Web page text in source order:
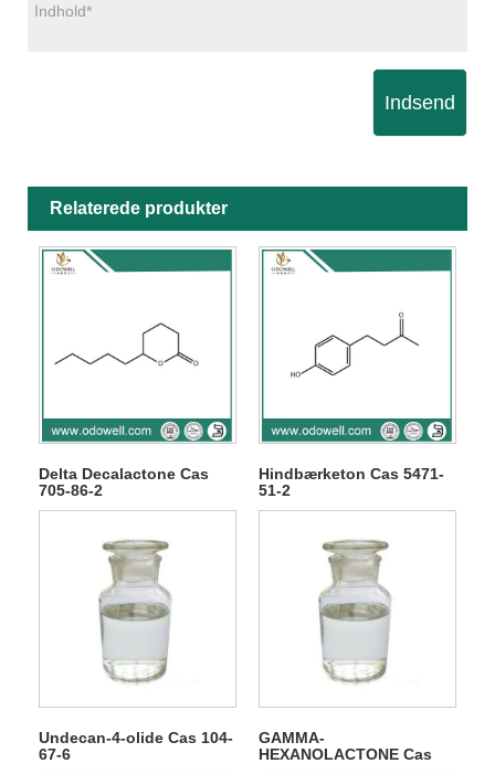
Indsend
Relaterede produkter
Delta Decalactone Cas
705-86-2
Hindbærketon Cas 5471-
51-2
Undecan-4-olide Cas 104-
67-6
GAMMA-
HEXANOLACTONE Cas
695-06-7